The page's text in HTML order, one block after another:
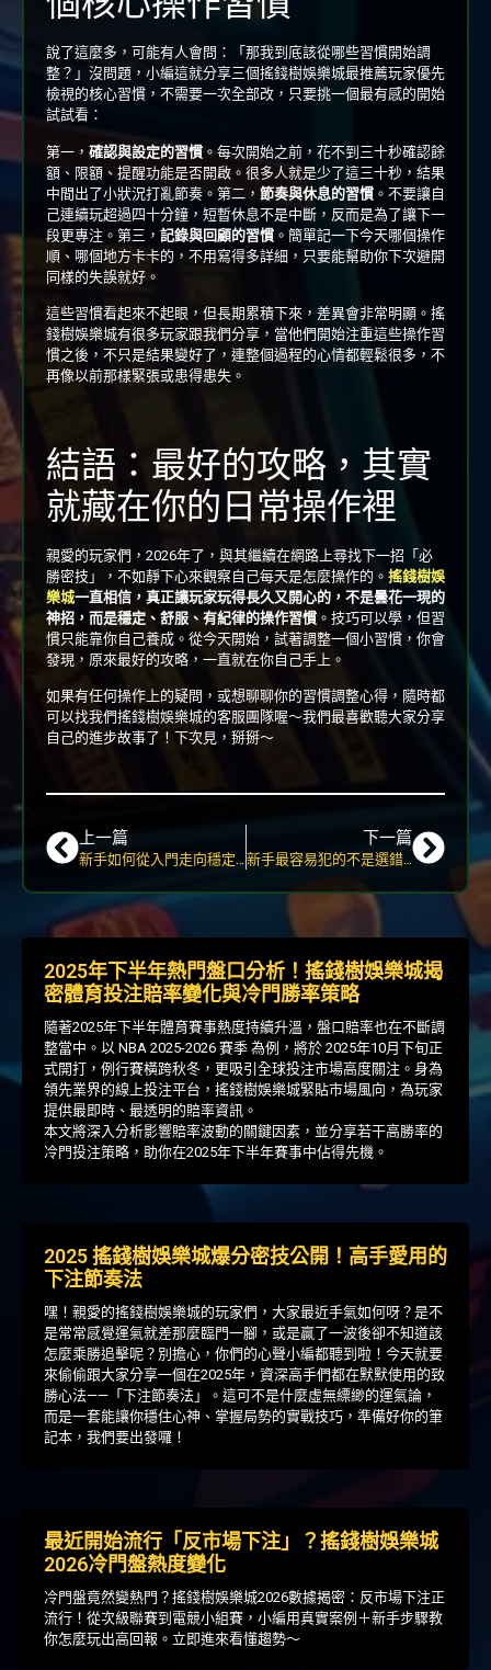
說了這麼多，可能有人會問：「那我到底該從哪些習慣開始調
整？」沒問題，小編這就分享三個搖錢樹娛樂城最推薦玩家優先
檢視的核心習慣，不需要一次全部改，只要挑一個最有感的開始
試試看：
第一， 確認與設定的習慣 。每次開始之前，花不到三十秒確認餘
額、限額、提醒功能是否開啟。很多人就是少了這三十秒，結果
中間出了小狀況打亂節奏。第二， 節奏與休息的習慣 。不要讓自
己連續玩超過四十分鐘，短暫休息不是中斷，反而是為了讓下一
段更專注。第三， 記錄與回顧的習慣 。簡單記一下今天哪個操作
順、哪個地方卡卡的，不用寫得多詳細，只要能幫助你下次避開
同樣的失誤就好。
這些習慣看起來不起眼，但長期累積下來，差異會非常明顯。搖
錢樹娛樂城有很多玩家跟我們分享，當他們開始注重這些操作習
慣之後，不只是結果變好了，連整個過程的心情都輕鬆很多，不
再像以前那樣緊張或患得患失。
結語：最好的攻略，其實
就藏在你的日常操作裡
親愛的玩家們，2026年了，與其繼續在網路上尋找下一招「必
勝密技」，不如靜下心來觀察自己每天是怎麼操作的。 搖錢樹娛
樂城一直相信，真正讓玩家玩得長久又開心的，不是曇花一現的
神招，而是穩定、舒服、有紀律的操作習慣 。技巧可以學，但習
慣只能靠你自己養成。從今天開始，試著調整一個小習慣，你會
發現，原來最好的攻略，一直就在你自己手上。
如果有任何操作上的疑問，或想聊聊你的習慣調整心得，隨時都
可以找我們搖錢樹娛樂城的客服團隊喔～我們最喜歡聽大家分享
自己的進步故事了！下次見，掰掰～
上一篇
新手如何從入門走向穩定操作？搖錢樹娛樂城2026一套簡單策略架構與實際應用整理
下一篇
新手最容易犯的不是選錯遊戲？搖錢樹娛樂城2026常見操作誤區與關鍵觀念解析
2025年下半年熱門盤口分析！搖錢樹娛樂城揭
密體育投注賠率變化與冷門勝率策略
隨著2025年下半年體育賽事熱度持續升溫，盤口賠率也在不斷調
整當中。以 NBA 2025-2026 賽季 為例，將於 2025年10月下旬正
式開打，例行賽橫跨秋冬，更吸引全球投注市場高度關注。身為
領先業界的線上投注平台，搖錢樹娛樂城緊貼市場風向，為玩家
提供最即時、最透明的賠率資訊。
本文將深入分析影響賠率波動的關鍵因素，並分享若干高勝率的
冷門投注策略，助你在2025年下半年賽事中佔得先機。
2025 搖錢樹娛樂城爆分密技公開！高手愛用的
下注節奏法
嘿！親愛的搖錢樹娛樂城的玩家們，大家最近手氣如何呀？是不
是常常感覺運氣就差那麼臨門一腳，或是贏了一波後卻不知道該
怎麼乘勝追擊呢？別擔心，你們的心聲小編都聽到啦！今天就要
來偷偷跟大家分享一個在2025年，資深高手們都在默默使用的致
勝心法——「下注節奏法」。這可不是什麼虛無縹緲的運氣論，
而是一套能讓你穩住心神、掌握局勢的實戰技巧，準備好你的筆
記本，我們要出發囉！
最近開始流行「反市場下注」？搖錢樹娛樂城
2026冷門盤熱度變化
冷門盤竟然變熱門？搖錢樹娛樂城2026數據揭密：反市場下注正
流行！從次級聯賽到電競小組賽，小編用真實案例＋新手步驟教
你怎麼玩出高回報。立即進來看懂趨勢～